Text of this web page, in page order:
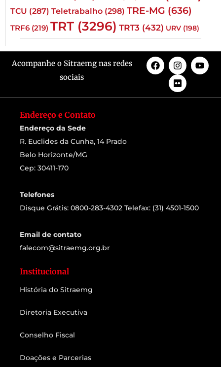
TCU (287) Teletrabalho (298) TRE-MG (636)
TRF6 (219) TRT (3296) TRT3 (432) URV (198)
Acompanhe o Sitraemg nas redes
sociais
Endereço e Contato
Endereço da Sede
R. Euclides da Cunha, 14 Prado
Belo Horizonte/MG
Cep: 30411-170
Telefones
Disque Grátis: 0800-283-4302 Telefax: (31) 4501-1500
Email de contato
falecom@sitraemg.org.br
Institucional
História do Sitraemg
Diretoria Executiva
Conselho Fiscal
Doações e Parcerias